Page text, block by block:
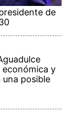
de
y
una posible